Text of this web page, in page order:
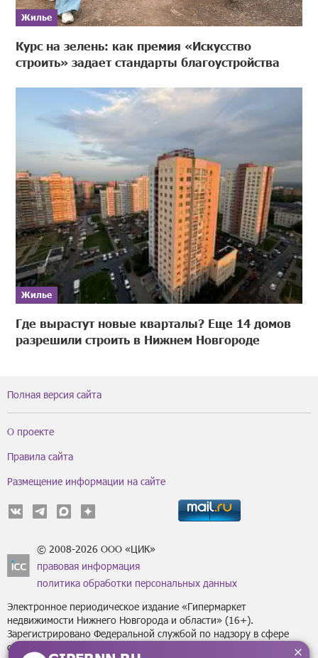
Жилье
Курс на зелень: как премия «Искусство
строить» задает стандарты благоустройства
Жилье
Где вырастут новые кварталы? Еще 14 домов
разрешили строить в Нижнем Новгороде
Полная версия сайта
О проекте
Правила сайта
Размещение информации на сайте
© 2008-2026 ООО «ЦИК»
правовая информация
политика обработки персональных данных
Электронное периодическое издание «Гипермаркет
недвижимости Нижнего Новгорода и области» (16+).
Зарегистрировано Федеральной службой по надзору в сфере
связи, информационных технологий